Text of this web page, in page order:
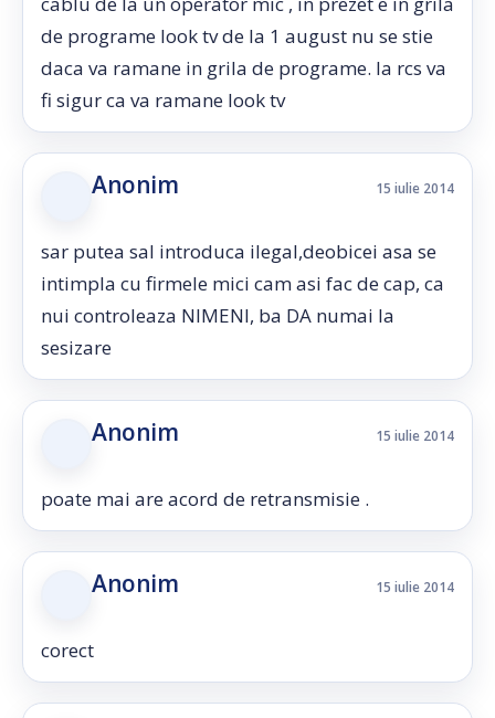
de programe look tv de la 1 august nu se stie
daca va ramane in grila de programe. la rcs va
fi sigur ca va ramane look tv
Anonim 15 iulie 2014
sar putea sal introduca ilegal,deobicei asa se
intimpla cu firmele mici cam asi fac de cap, ca
nui controleaza NIMENI, ba DA numai la
sesizare
Anonim 15 iulie 2014
poate mai are acord de retransmisie .
Anonim 15 iulie 2014
corect